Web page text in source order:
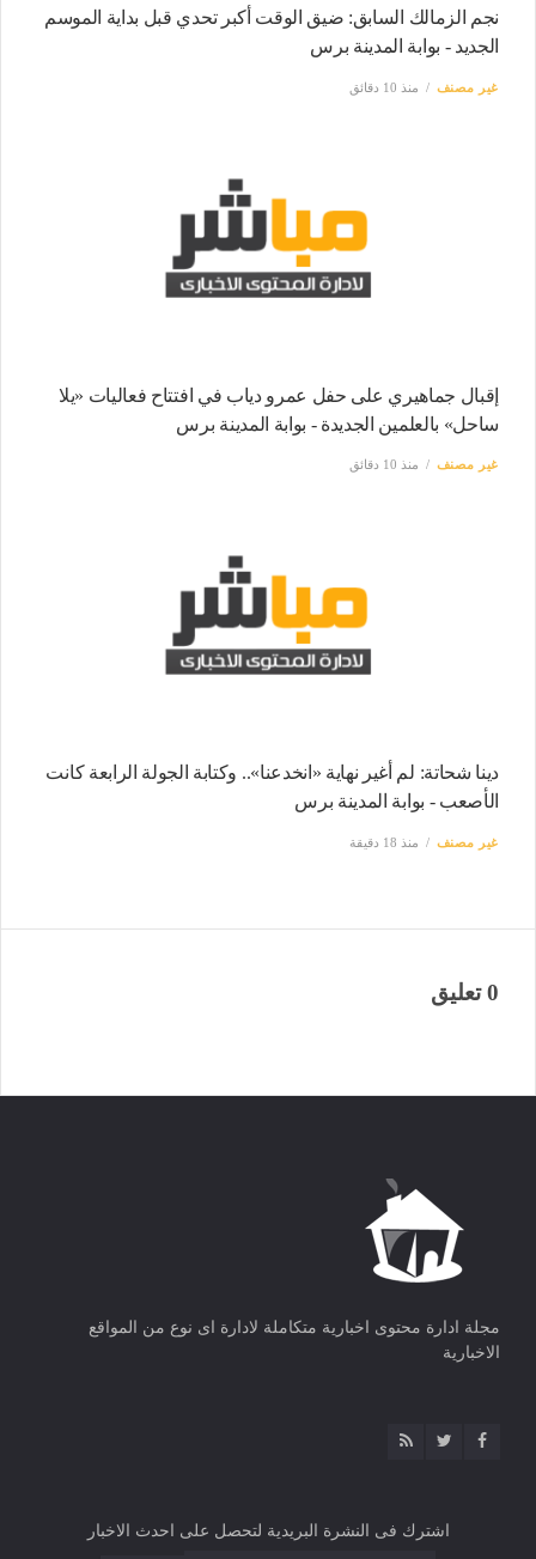
نجم الزمالك السابق: ضيق الوقت أكبر تحدي قبل بداية الموسم
الجديد - بوابة المدينة برس
غير مصنف منذ 10 دقائق
إقبال جماهيري على حفل عمرو دياب في افتتاح فعاليات «يلا
ساحل» بالعلمين الجديدة - بوابة المدينة برس
غير مصنف منذ 10 دقائق
دينا شحاتة: لم أغير نهاية «انخدعنا».. وكتابة الجولة الرابعة كانت
الأصعب - بوابة المدينة برس
غير مصنف منذ 18 دقيقة
0 تعليق
مجلة ادارة محتوى اخبارية متكاملة لادارة اى نوع من المواقع
الاخبارية
اشترك فى النشرة البريدية لتحصل على احدث الاخبار